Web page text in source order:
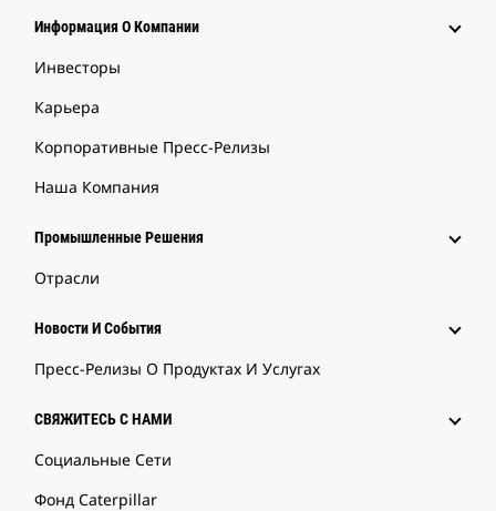
Информация О Компании
Инвесторы
Карьера
Корпоративные Пресс-Релизы
Наша Компания
Промышленные Решения
Отрасли
Новости И События
Пресс-Релизы О Продуктах И Услугах
СВЯЖИТЕСЬ С НАМИ
Социальные Сети
Фонд Caterpillar